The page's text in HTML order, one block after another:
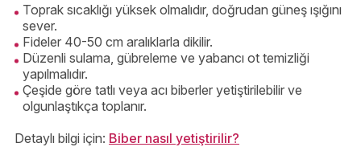
Toprak sıcaklığı yüksek olmalıdır, doğrudan güneş ışığını
sever.
Fideler 40-50 cm aralıklarla dikilir.
Düzenli sulama, gübreleme ve yabancı ot temizliği
yapılmalıdır.
Çeşide göre tatlı veya acı biberler yetiştirilebilir ve
olgunlaştıkça toplanır.
Detaylı bilgi için: Biber nasıl yetiştirilir?